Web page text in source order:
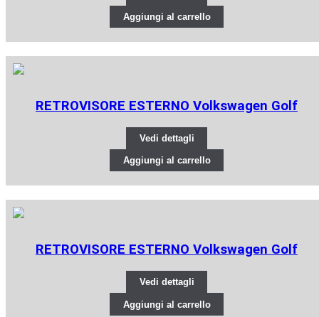
Aggiungi al carrello
RETROVISORE ESTERNO Volkswagen Golf
Vedi dettagli
Aggiungi al carrello
RETROVISORE ESTERNO Volkswagen Golf
Vedi dettagli
Aggiungi al carrello